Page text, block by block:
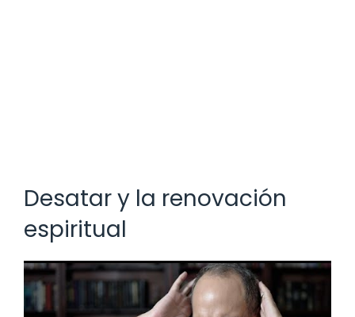
Desatar y la renovación
espiritual